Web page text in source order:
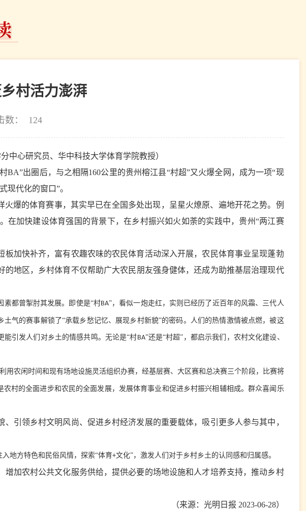
村活力澎湃
数： 124
中心研究员、华中科技大学体育学院教授）
出圈后，与之相隔160公里的贵州榕江县“村超”又火爆全网，成为一项“现
现代化的窗口”。
爆的体育赛事，其实早已在全国多处出现，呈星火燎原、遍地开花之势。例
加快建设体育强国的背景下，在乡村振兴如火如荼的实践中，贵州“两江赛
加快补齐，富有农趣农味的农民体育活动深入开展，农民体育事业呈现蓬勃
地区，乡村体育不仅帮助广大农民朋友强身健体，还成为助推基层治理现代
素都曾掣肘其发展。即使是“村BA”，看似一炮走红，实则已经历了近百年的风霜、三代人
气的赛事解锁了“承载乡愁记忆、展现乡村新貌”的密码。人们的热情激情被点燃，被这
引发人们对乡土的情感共鸣。无论是“村BA”还是“村超”，都启示我们，农村文化建设、
用农闲时间和现有场地设施灵活组织办赛，经基层赛、大区赛和总决赛三个阶段，比赛将
村的全面进步和农民的全面发展，发展体育事业和促进乡村振兴相辅相成。群众喜闻乐
引领乡村文明风尚、促进乡村经济发展的重要载体，吸引更多人参与其中，
地方特色和民俗风情，探索“体育+文化”，激发人们对于乡村乡土的认同感和归属感。
加农村公共文化服务供给，提供必要的场地设施和人才培养支持，推动乡村
（来源：光明日报 2023-06-28）